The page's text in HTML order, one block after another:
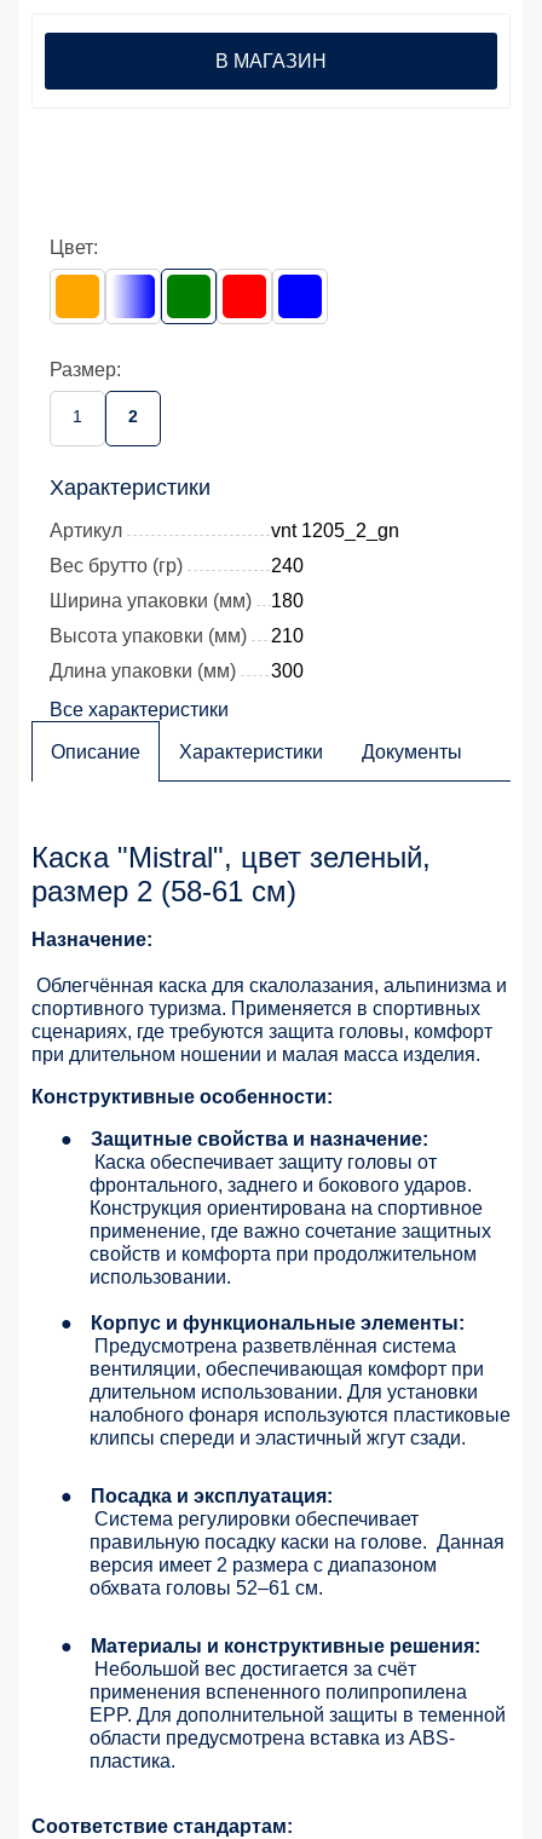
Цвет:
Размер:
1 2
Характеристики
Артикул
vnt 1205_2_gn
Вес брутто (гр)
240
Ширина упаковки (мм)
180
Высота упаковки (мм)
210
Длина упаковки (мм)
300
Все характеристики
В МАГАЗИН
Описание Характеристики Документы
Каска "Mistral", цвет зеленый,
размер 2 (58-61 см)
Назначение:
Облегчённая каска для скалолазания, альпинизма и
спортивного туризма. Применяется в спортивных
сценариях, где требуются защита головы, комфорт
при длительном ношении и малая масса изделия.
Конструктивные особенности:
●
Защитные свойства и назначение:
Каска обеспечивает защиту головы от
фронтального, заднего и бокового ударов.
Конструкция ориентирована на спортивное
применение, где важно сочетание защитных
свойств и комфорта при продолжительном
использовании.
●
Корпус и функциональные элементы:
Предусмотрена разветвлённая система
вентиляции, обеспечивающая комфорт при
длительном использовании. Для установки
налобного фонаря используются пластиковые
клипсы спереди и эластичный жгут сзади.
●
Посадка и эксплуатация:
Система регулировки обеспечивает
правильную посадку каски на голове. Данная
версия имеет 2 размера с диапазоном
обхвата головы 52–61 см.
●
Материалы и конструктивные решения:
Небольшой вес достигается за счёт
применения вспененного полипропилена
EPP. Для дополнительной защиты в теменной
области предусмотрена вставка из ABS-
пластика.
Соответствие стандартам: